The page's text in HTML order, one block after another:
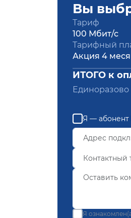
Вы
Тариф
100 Мбит/с
Тарифный
Акция 4
ИТОГО к
Единоразово
Я —
Я